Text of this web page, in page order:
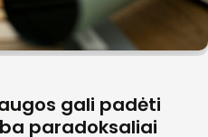
gali padėti
paradoksaliai